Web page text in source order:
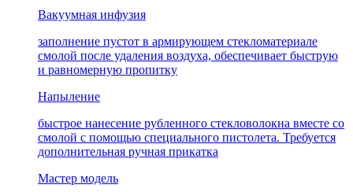
Вакуумная инфузия
заполнение пустот в армирующем стекломатериале
смолой после удаления воздуха, обеспечивает быструю
и равномерную пропитку
Напыление
быстрое нанесение рубленного стекловолокна вместе со
смолой с помощью специального пистолета. Требуется
дополнительная ручная прикатка
Мастер модель